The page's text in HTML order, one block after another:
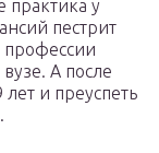
практика у
пестрит
А после
и преуспеть